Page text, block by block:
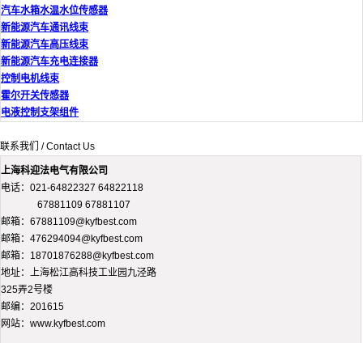
汽车水箱水温水位传感器
新能源汽车通讯线束
新能源汽车高压线束
新能源汽车充电连接器
控制电机线束
霍尔开关传感器
电液控制支架组件
联系我们 / Contact Us
上海科迎法电气有限公司
电话：021-64822327 64822118
67881109 67881107
邮箱：67881109@kyfbest.com
邮箱：476294094@kyfbest.com
邮箱：18701876288@kyfbest.com
地址：上海松江高科技工业园九泾路
325弄2号楼
邮编：201615
网站：www.kyfbest.com